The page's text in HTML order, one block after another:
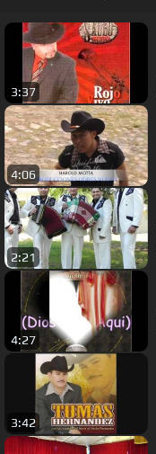
3:37
4:06
2:21
4:27
3:42